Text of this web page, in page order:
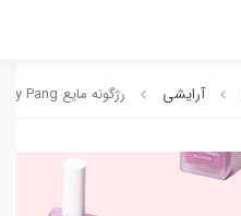
آرایشی رژگونه مایع Juicy Pang اپیو